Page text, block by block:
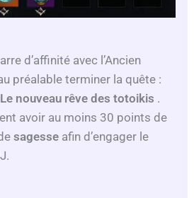
d’affinité avec l’Ancien
préalable terminer la quête :
Le nouveau rêve des totoikis .
avoir au moins 30 points de
sagesse afin d’engager le